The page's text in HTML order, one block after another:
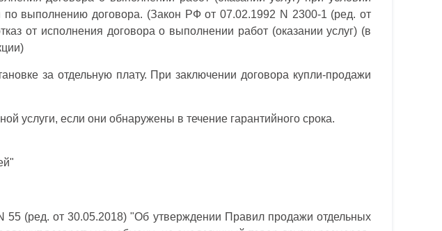
выполнению договора. (Закон РФ от 07.02.1992 N 2300-1 (ред. от
от исполнения договора о выполнении работ (оказании услуг) (в
за отдельную плату. При заключении договора купли-продажи
услуги, если они обнаружены в течение гарантийного срока.
(ред. от 30.05.2018) "Об утверждении Правил продажи отдельных